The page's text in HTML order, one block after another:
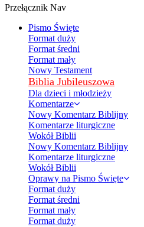
Przełącznik Nav
Pismo Święte
Format duży
Format średni
Format mały
Nowy Testament
Biblia Jubileuszowa
Dla dzieci i młodzieży
Komentarze
Nowy Komentarz Biblijny
Komentarze liturgiczne
Wokół Biblii
Nowy Komentarz Biblijny
Komentarze liturgiczne
Wokół Biblii
Oprawy na Pismo Święte
Format duży
Format średni
Format mały
Format duży